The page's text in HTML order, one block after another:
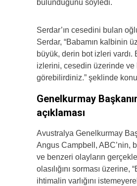
bulunduğunu söyledi.
Serdar’ın cesedini bulan
Serdar, “Babamın kalbinin
büyük, derin bot izleri vardı.
izlerini, cesedin üzerinde ve
görebilirdiniz.” şeklinde
Genelkurmay
açıklaması
Avustralya Genelkurmay
Angus Campbell, ABC’nin,
ve benzeri olayların
olasılığını sorması üzerine,
ihtimalin varlığını